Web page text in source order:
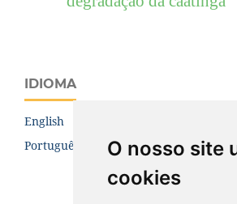
O nosso site
cookies
IDIOMA
English
Português (Brasil)